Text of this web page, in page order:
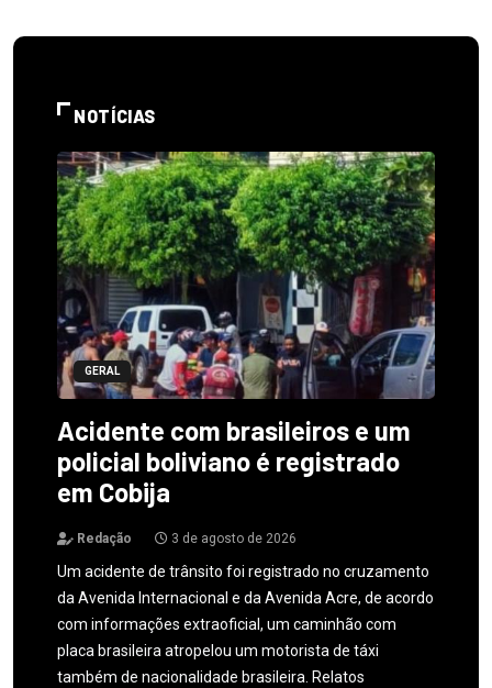
NOTÍCIAS
GERAL
Acidente com brasileiros e um
policial boliviano é registrado
em Cobija
Redação 3 de agosto de 2026
Um acidente de trânsito foi registrado no cruzamento
da Avenida Internacional e da Avenida Acre, de acordo
com informações extraoficial, um caminhão com
placa brasileira atropelou um motorista de táxi
também de nacionalidade brasileira. Relatos